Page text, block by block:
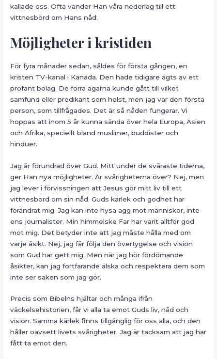
kallade oss. Ofta vänder Han våra nederlag till ett
vittnesbörd om Hans nåd.
Möjligheter i kristiden
För fyra månader sedan, såldes för första gången, en
kristen TV-kanal i Kanada. Den hade tidigare ägts av ett
profant bolag. De förra ägarna kunde gått till vilket
samfund eller predikant som helst, men jag var den första
person, som tillfrågades. Det är så nåden fungerar. Vi
hoppas att inom 5 år kunna sända över hela Europa, Asien
och Afrika, speciellt bland muslimer, buddister och
hinduer.
Jag är förundrad över Gud. Mitt under de svåraste tiderna,
ger Han nya möjligheter. Är svårigheterna över? Nej, men
jag lever i förvissningen att Jesus gör mitt liv till ett
vittnesbörd om sin nåd. Guds kärlek och godhet har
förändrat mig. Jag kan inte hysa agg mot människor, inte
ens journalister. Min himmelske Far har varit alltför god
mot mig. Det betyder inte att jag måste hålla med om
varje åsikt. Nej, jag får följa den övertygelse och vision
som Gud har gett mig. Men när jag hör fördömande
åsikter, kan jag fortfarande älska och respektera dem som
inte ser saken som jag gör.
Precis som Bibelns hjältar och många ifrån
väckelsehistorien, får vi alla ta emot Guds liv, nåd och
vision. Samma kärlek finns tillgänglig för oss alla, och den
håller oavsett livets svårigheter. Jag är tacksam att jag har
fått ta emot den.